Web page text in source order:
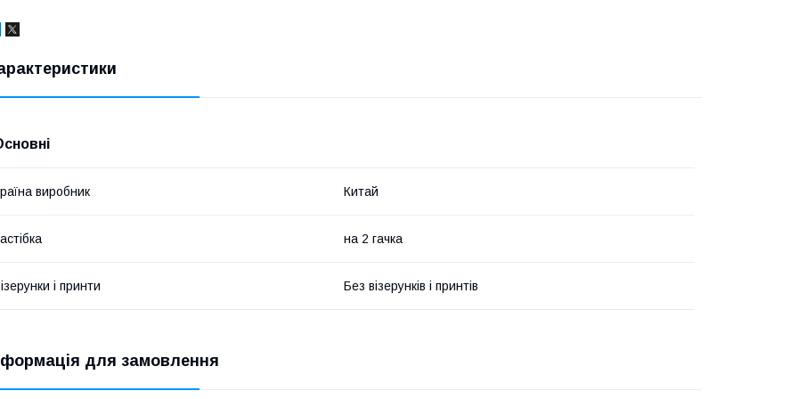
виробник Китай
на 2 гачка
і принти Без візерунків і принтів
для замовлення